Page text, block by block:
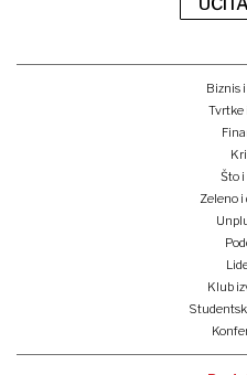
Biznis
Tvrtke
Što
Zeleno
Klub